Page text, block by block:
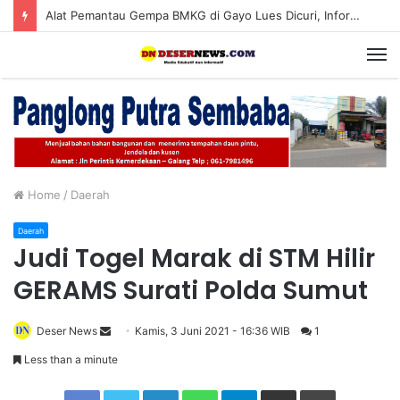
Alat Pemantau Gempa BMKG di Gayo Lues Dicuri, Informasi Peringatan Dini Bencana Terganggu
Home / Daerah
Daerah
Judi Togel Marak di STM Hilir
GERAMS Surati Polda Sumut
Deser News Kamis, 3 Juni 2021 - 16:36 WIB 1
Less than a minute
Facebook Twitter LinkedIn WhatsApp Telegram